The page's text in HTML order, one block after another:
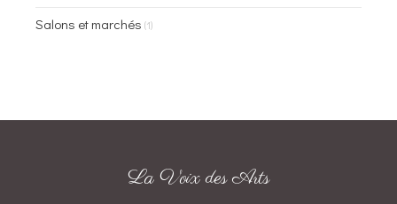
Salons et marchés (1)
La Voix des Arts